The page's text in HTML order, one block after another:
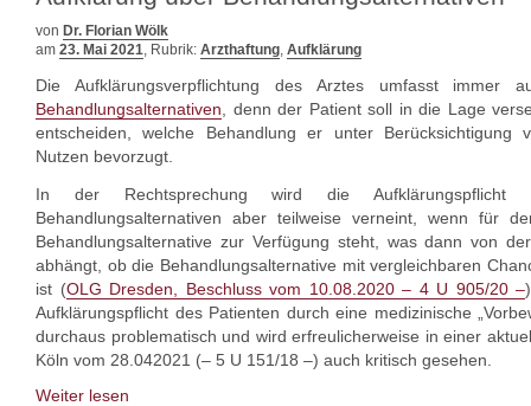
von Dr. Florian Wölk
am 23. Mai 2021, Rubrik: Arzthaftung, Aufklärung
Die Aufklärungsverpflichtung des Arztes umfasst immer
Behandlungsalternativen , denn der Patient soll in die Lage
entscheiden, welche Behandlung er unter Berücksichtigung
Nutzen bevorzugt.
In der Rechtsprechung wird die
Behandlungsalternativen aber teilweise verneint, wenn für
Behandlungsalternative zur Verfügung steht, was dann von
abhängt, ob die Behandlungsalternative mit vergleichbaren
ist (OLG Dresden, Beschluss vom 10.08.2020 – 4 U 905/20 –
Aufklärungspflicht des Patienten durch eine medizinische
durchaus problematisch und wird erfreulicherweise in einer
Köln vom 28.042021 (– 5 U 151/18 –) auch kritisch gesehen.
Weiter lesen